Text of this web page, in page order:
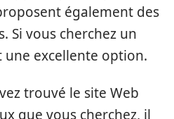
également des
Si vous cherchez un
une excellente option.
trouvé le site Web
que vous cherchez, il